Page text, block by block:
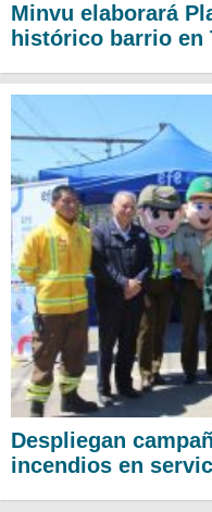
Minvu elaborará
histórico barrio en
Despliegan
incendios en